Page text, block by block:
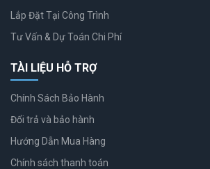
Lắp Đặt Tại Công Trình
Tư Vấn & Dự Toán Chi Phí
TÀI LIỆU HỖ TRỢ
Chính Sách Bảo Hành
Đổi trả và bảo hành
Hướng Dẫn Mua Hàng
Chính sách thanh toán